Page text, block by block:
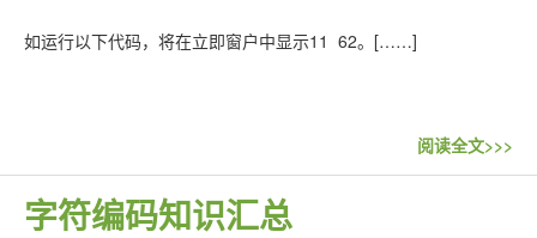
C#
如运行以下代码，将在立即窗户中显示11 62。[……]
阅读全文>>>
字符编码知识汇总